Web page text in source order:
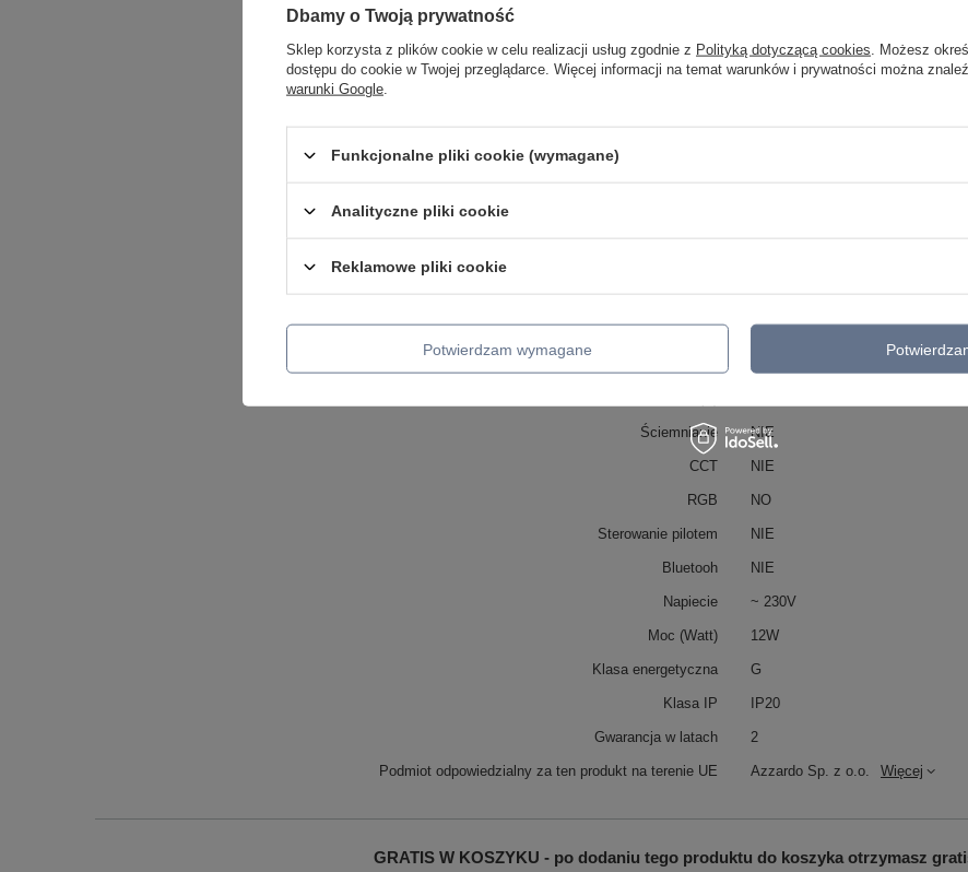
Podmiot odpowiedzialny za ten produkt na terenie UE Azzardo Sp. z o.o. Więcej
Wysokość maksymalna 12 ~ 16
Regulacja wysokości
Rodzaj źródła światła LED zintegrowany
Ściemnianie NIE
CCT NIE
RGB NO
Sterowanie pilotem NIE
Bluetooh NIE
Napiecie ~ 230V
Moc (Watt) 12W
Klasa energetyczna G
Klasa IP IP20
Gwarancja w latach 2
GRATIS W KOSZYKU - po dodaniu tego produktu do koszyka otrzymasz
Dbamy o Twoją prywatność
Sklep korzysta z plików cookie w celu realizacji usług zgodnie z Polityką dotyczącą cookies . Możesz
dostępu do cookie w Twojej przeglądarce. Więcej informacji na temat warunków i prywatności można
warunki Google
Funkcjonalne pliki cookie (wymagane)
Analityczne pliki cookie
Reklamowe pliki cookie
Potwierdzam wymagane